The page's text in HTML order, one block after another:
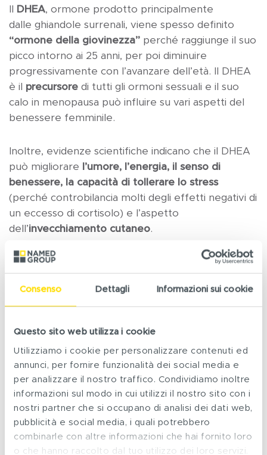
Consenso Dettagli Informazioni sui cookie
Questo sito web utilizza i cookie
Utilizziamo i cookie per personalizzare contenuti ed
annunci, per fornire funzionalità dei social media e
per analizzare il nostro traffico. Condividiamo inoltre
informazioni sul modo in cui utilizzi il nostro sito con i
nostri partner che si occupano di analisi dei dati web,
pubblicità e social media, i quali potrebbero
combinarle con altre informazioni che hai fornito loro
o che hanno raccolto dal tuo utilizzo dei loro servizi.
DHEA, ormone prodotto principalmente
dalle ghiandole surrenali, viene spesso definito
“ormone della giovinezza” perché raggiunge il suo
picco intorno ai 25 anni, per poi diminuire
progressivamente con l’avanzare dell’età. Il DHEA
è il precursore di tutti gli ormoni sessuali e il suo
calo in menopausa può influire su vari aspetti del
benessere femminile.
Inoltre, evidenze scientifiche indicano che il DHEA
può migliorare
l’umore, l’energia, il senso di
benessere, la capacità di tollerare lo stress
(perché controbilancia molti degli effetti negativi di
un eccesso di cortisolo) e l’aspetto
dell’invecchiamento cutaneo.
Consigli utili per la menopausa
Alcune misure generali3possono favorire il
consumarecereali integrali, legumi, soia,
pesce
limitare il consumo di
grassi animali e acidi
grassi saturi(carni, formaggi), preferire gli
grassi polinsaturi (oli vegetali, oli di pesce);
ridurre icarboidrati raffinati(cereali zuccherati,